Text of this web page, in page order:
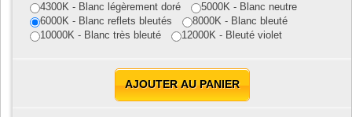
4300K - Blanc légèrement doré
5000K - Blanc neutre
6000K - Blanc reflets bleutés
8000K - Blanc bleuté
10000K - Blanc très bleuté
12000K - Bleuté violet
AJOUTER AU PANIER